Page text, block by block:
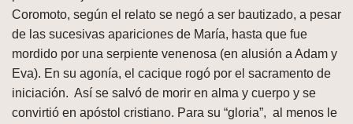
Coromoto, según el relato se negó a ser bautizado, a pesar
de las sucesivas apariciones de María, hasta que fue
mordido por una serpiente venenosa (en alusión a Adam y
Eva). En su agonía, el cacique rogó por el sacramento de
iniciación. Así se salvó de morir en alma y cuerpo y se
convirtió en apóstol cristiano. Para su “gloria”, al menos le